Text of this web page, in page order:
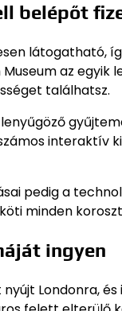
belépőt
látogatható,
az
találhatsz.
interaktív
pedig a
minden
ingyen
Londonra,